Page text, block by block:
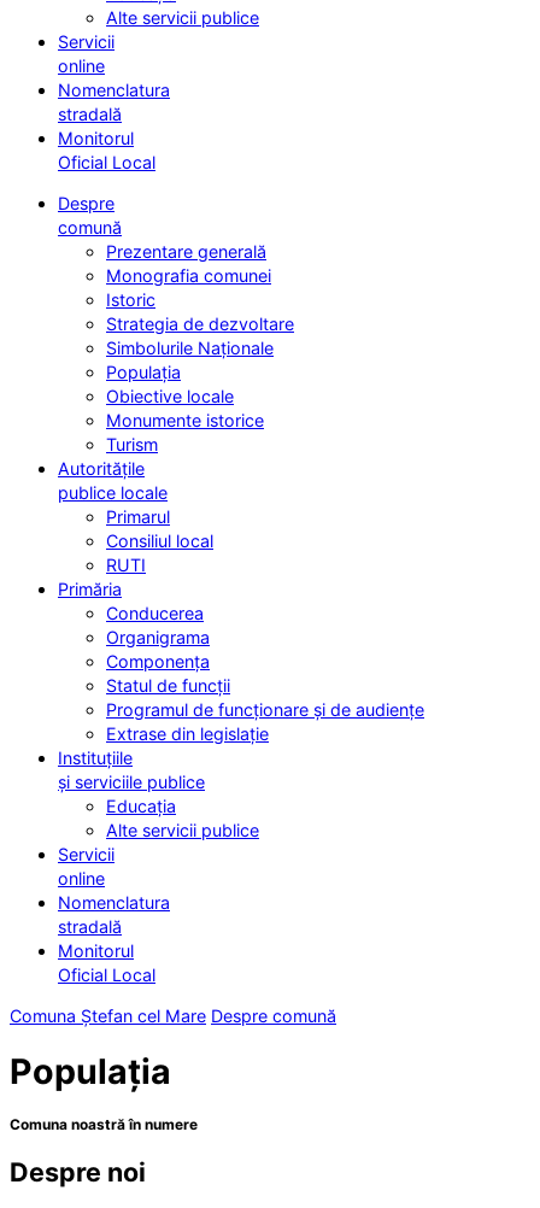
Alte servicii publice
Servicii
online
Nomenclatura
stradală
Monitorul
Oficial Local
Despre
comună
Prezentare generală
Monografia comunei
Istoric
Strategia de dezvoltare
Simbolurile Naționale
Populația
Obiective locale
Monumente istorice
Turism
Autoritățile
publice locale
Primarul
Consiliul local
RUTI
Primăria
Conducerea
Organigrama
Componența
Statul de funcții
Programul de funcționare și de audiențe
Extrase din legislație
Instituțiile
și serviciile publice
Educația
Alte servicii publice
Servicii
online
Nomenclatura
stradală
Monitorul
Oficial Local
Comuna Ștefan cel Mare Despre comună
Populația
Comuna noastră în numere
Despre noi